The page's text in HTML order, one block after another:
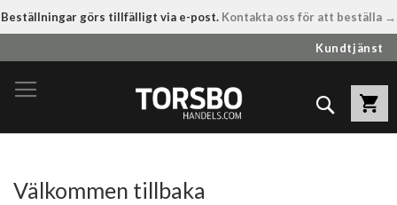
Beställningar görs tillfälligt via e-post. Kontakta oss för att beställa →
till
innehållet
Kundtjänst
Sök
Välkommen tillbaka